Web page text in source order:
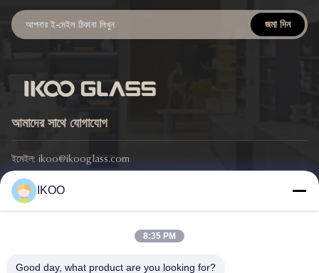
জমা দিন
আমাদের সাথে যোগাযোগ
ইমেইল: ikoo@ikooglass.com
ফোন:86-0311-83829793
ঠিকানা: আইকেওও বিল্ডিং, ৪২৯ ঝংশান ইস্ট রোড, চাংআন জেলা, শিজিয়াজুয়াং শহর, হেবেই
IKOO
8:35 PM
Good day, what product are you looking for?